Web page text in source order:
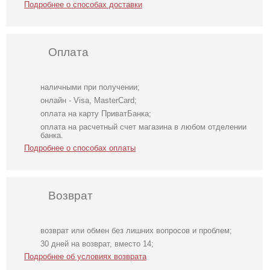
Подробнее о способах доставки
Оплата
наличными при получении;
онлайн - Visa, MasterCard;
оплата на карту ПриватБанка;
оплата на расчетный счет магазина в любом отделении
банка.
Подробнее о способах оплаты
Возврат
возврат или обмен без лишних вопросов и проблем;
30 дней на возврат, вместо 14;
Подробнее об условиях возврата
Длинное белое
вечернее платье
на запах для
Розовое платье
футляр с
разрезом на ноге